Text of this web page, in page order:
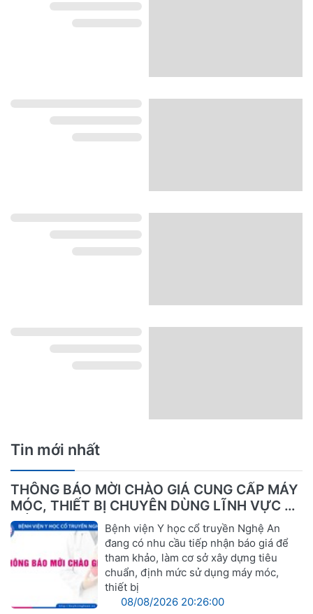
Tin mới nhất
THÔNG BÁO MỜI CHÀO GIÁ CUNG CẤP MÁY
MÓC, THIẾT BỊ CHUYÊN DÙNG LĨNH VỰC Y
TẾ
Bệnh viện Y học cổ truyền Nghệ An
đang có nhu cầu tiếp nhận báo giá để
tham khảo, làm cơ sở xây dựng tiêu
chuẩn, định mức sử dụng máy móc,
thiết bị
08/08/2026 20:26:00